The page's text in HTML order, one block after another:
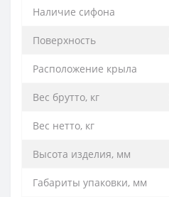
Наличие сифона
Поверхность
Расположение крыла
Вес брутто, кг
Вес нетто, кг
Высота изделия, мм
Габариты упаковки, мм